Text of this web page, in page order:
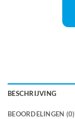
BESCHRIJVING
BEOORDELINGEN (0)